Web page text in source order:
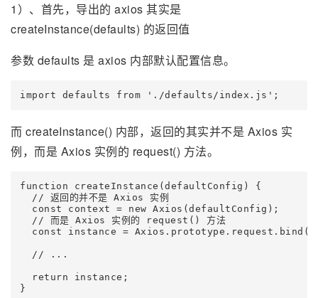
1）、首先，导出的 axios 其实是
createInstance(defaults) 的返回值
参数 defaults 是 axios 内部默认配置信息。
而 createInstance() 内部，返回的其实并不是 Axios 实
例，而是 Axios 实例的 request() 方法。
function createInstance(defaultConfig) {
  // 返回的并不是 Axios 实例
  const context = new Axios(defaultConfig);
  // 而是 Axios 实例的 request() 方法
const instance =
  // ...
  return instance;